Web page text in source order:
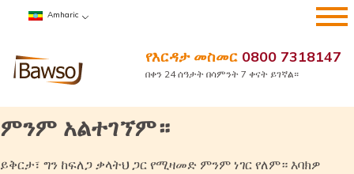
Amharic
የእርዳታ መስመር 0800 7318147
በቀን 24 ሰዓታት በሳምንት 7 ቀናት ይገኛል።
ምንም አልተገኘም።
ይቅርታ፣ ግን ከፍለጋ ቃላትህ ጋር የሚዛመድ ምንም ነገር የለም። እባክዎ